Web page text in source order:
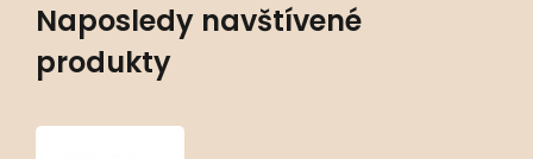
Naposledy navštívené
produkty